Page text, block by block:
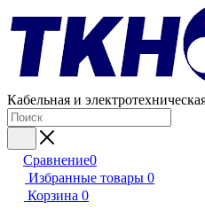
Кабельная и
Сравнение0
Избранные товары 0
Корзина 0